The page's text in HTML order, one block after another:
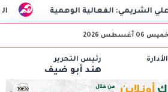
السفير التركي: الوهمية
06 أغسطس 2026
رئيس التحرير
هند أبو ضيف